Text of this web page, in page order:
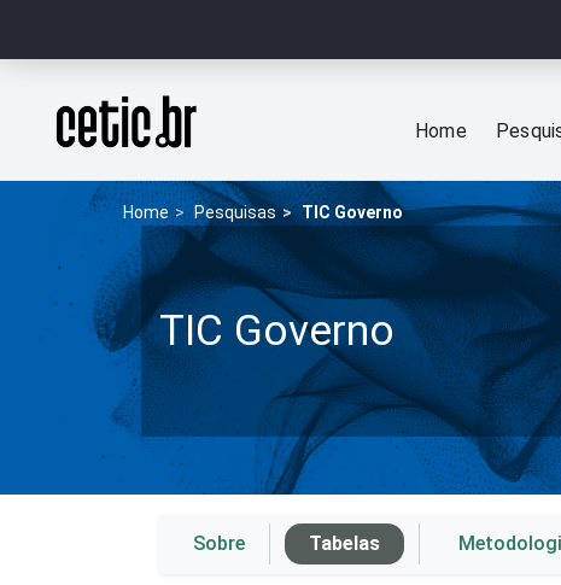
Página inicial
Home
Home Pesquisas TIC Governo
TIC Governo
Sobre Tabelas